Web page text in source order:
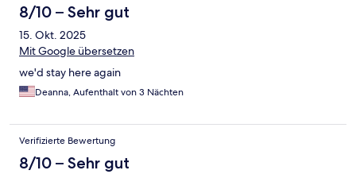
8/10 – Sehr gut
15. Okt. 2025
Mit Google übersetzen
we'd stay here again
Deanna, Aufenthalt von 3 Nächten
Verifizierte Bewertung
8/10 – Sehr gut